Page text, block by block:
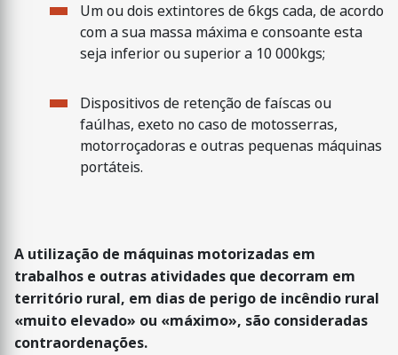
Um ou dois extintores de 6kgs cada, de acordo
com a sua massa máxima e consoante esta
seja inferior ou superior a 10 000kgs;
Dispositivos de retenção de faíscas ou
faúlhas, exeto no caso de motosserras,
motorroçadoras e outras pequenas máquinas
portáteis.
A utilização de máquinas motorizadas em
trabalhos e outras atividades que decorram em
território rural, em dias de perigo de incêndio rural
«muito elevado» ou «máximo», são consideradas
contraordenações.